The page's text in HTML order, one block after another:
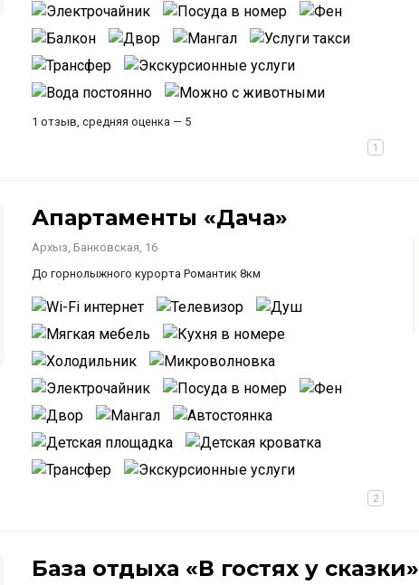
1 отзыв, средняя оценка — 5
Апартаменты «Дача»
Архыз, Банковская, 16
До горнолыжного курорта Романтик 8км
База отдыха «В гостях у сказки»